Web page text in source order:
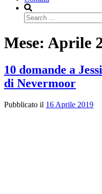
Search
Mese: Aprile
10 domande a
di Nevermoor
Pubblicato il 16 Aprile 2019